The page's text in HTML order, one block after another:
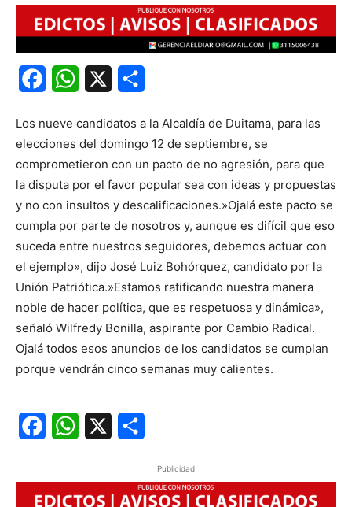
FacebookWhatsApp
Los nueve candidatos a la Alcaldía de Duitama, para las
elecciones del domingo 12 de septiembre, se
comprometieron con un pacto de no agresión, para que
la disputa por el favor popular sea con ideas y propuestas
y no con insultos y descalificaciones.»Ojalá este pacto se
cumpla por parte de nosotros y, aunque es difícil que eso
suceda entre nuestros seguidores, debemos actuar con
el ejemplo», dijo José Luiz Bohórquez, candidato por la
Unión Patriótica.»Estamos ratificando nuestra manera
noble de hacer política, que es respetuosa y dinámica»,
señaló Wilfredy Bonilla, aspirante por Cambio Radical.
Ojalá todos esos anuncios de los candidatos se cumplan
porque vendrán cinco semanas muy calientes.
FacebookWhatsApp
Publicidad